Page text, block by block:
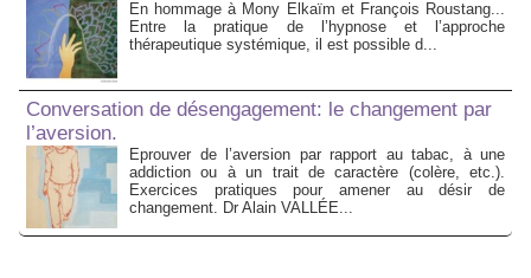
En hommage à Mony Elkaïm et François Roustang...
Entre la pratique de l’hypnose et l’approche
thérapeutique systémique, il est possible d...
Conversation de désengagement: le changement par
l’aversion.
Eprouver de l’aversion par rapport au tabac, à une
addiction ou à un trait de caractère (colère, etc.).
Exercices pratiques pour amener au désir de
changement. Dr Alain VALLÉE...